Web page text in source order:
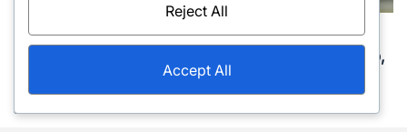
Posted
Tecniche di colpi di rovescio
Difesa di rovescio: Recupero, Selezione del tiro,
Posted
Posted
Reject All
Accept All